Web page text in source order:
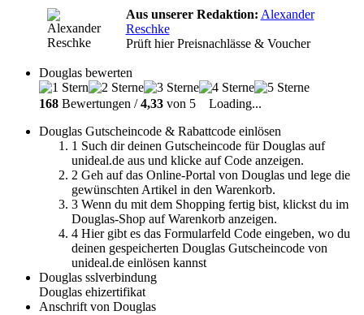
Aus unserer Redaktion: Alexander
Reschke
Prüft hier Preisnachlässe & Voucher
Douglas bewerten
168 Bewertungen /4,33 von 5
Loading...
Douglas Gutscheincode & Rabattcode einlösen
1 Such dir deinen Gutscheincode für Douglas auf
unideal.de aus und klicke auf Code anzeigen.
2 Geh auf das Online-Portal von Douglas und lege die
gewünschten Artikel in den Warenkorb.
3 Wenn du mit dem Shopping fertig bist, klickst du im
Douglas-Shop auf Warenkorb anzeigen.
4 Hier gibt es das Formularfeld Code eingeben, wo du
deinen gespeicherten Douglas Gutscheincode von
unideal.de einlösen kannst
Douglas sslverbindung
Douglas ehizertifikat
Anschrift von Douglas